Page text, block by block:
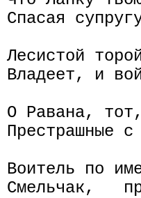
Спасая
Лесистой
Владеет, и
О Равана,
Престрашные
Воитель по
Смельчак,